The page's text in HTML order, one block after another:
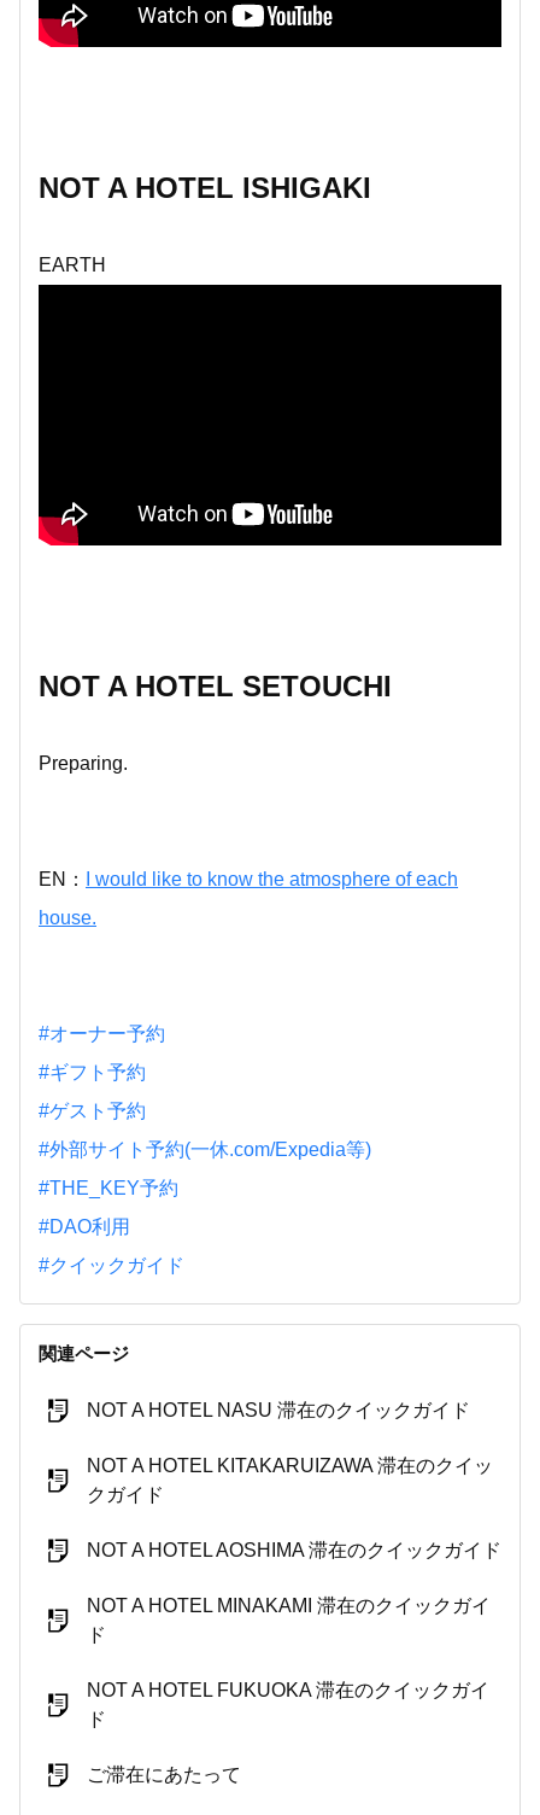
NOT A HOTEL ISHIGAKI
EARTH
NOT A HOTEL SETOUCHI
Preparing.
EN：
I would like to know the atmosphere of each
house.
#オーナー予約
#ギフト予約
#ゲスト予約
#外部サイト予約(一休.com/Expedia等)
#THE_KEY予約
#DAO利用
#クイックガイド
関連ページ
NOT A HOTEL NASU 滞在のクイックガイド
NOT A HOTEL KITAKARUIZAWA 滞在のクイッ
クガイド
NOT A HOTEL AOSHIMA 滞在のクイックガイド
NOT A HOTEL MINAKAMI 滞在のクイックガイ
ド
NOT A HOTEL FUKUOKA 滞在のクイックガイ
ド
ご滞在にあたって